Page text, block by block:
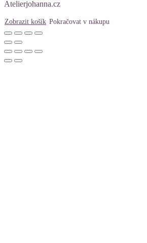
Atelierjohanna.cz
Zobrazit košík Pokračovat v nákupu